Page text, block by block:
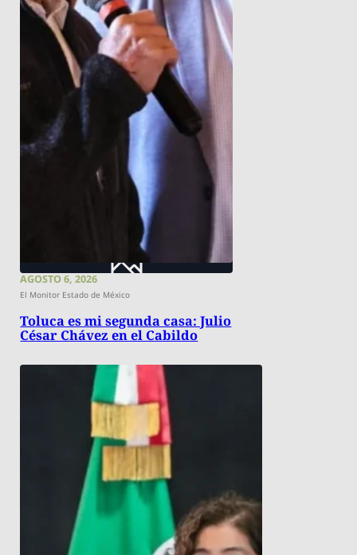
AGOSTO 6, 2026
El Monitor Estado de México
Toluca es mi segunda casa: Julio
César Chávez en el Cabildo